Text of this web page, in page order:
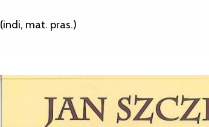
(indi, mat. pras.)